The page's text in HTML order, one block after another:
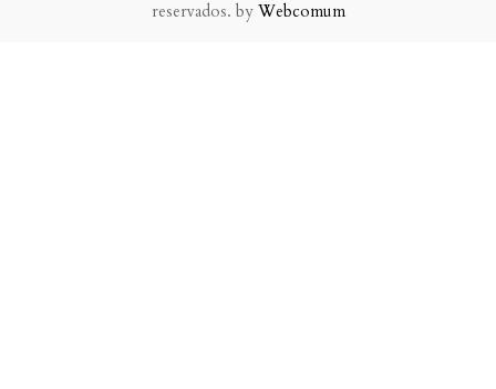
reservados. by Webcomum